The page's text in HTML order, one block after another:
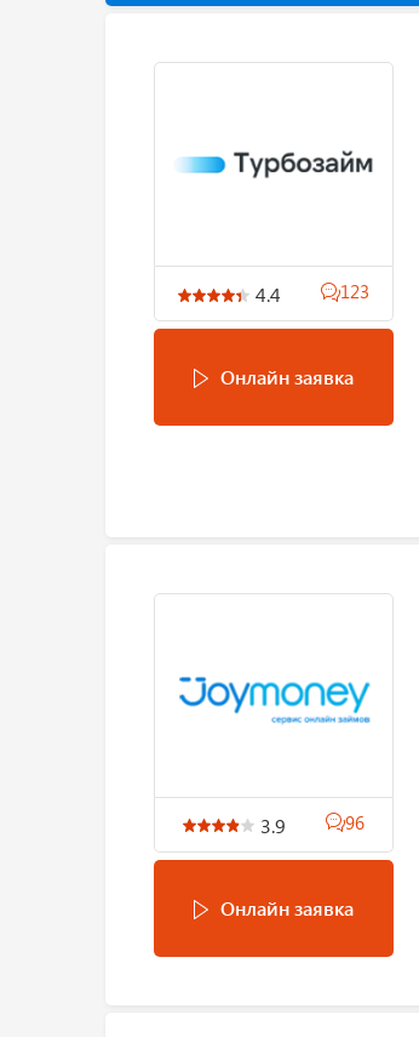
4.4 123
Онлайн заявка
3.9 96
Онлайн заявка